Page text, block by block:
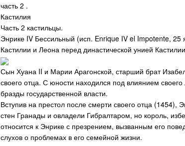
часть 2 .
Кастилия
Часть 2 кастильцы.
Энрике IV Бессильный (исп. Enrique IV el Impotente,
Кастилии и Леона перед династической унией
Сын Хуана II и Марии Арагонской, старший брат
своего отца. С юности находился под влиянием
бразды государственной власти.
Вступив на престол после смерти своего отца
стен Гранады и овладели Гибралтаром, но король,
относится к Энрике с презрением, вызванным его
слухов о проблемах в его семейной жизни.